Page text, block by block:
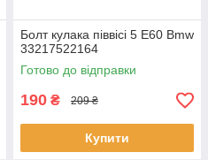
Болт кулака піввісі 5 E60 Bmw
33217522164
Готово до відправки
190 ₴ 209 ₴
Купити